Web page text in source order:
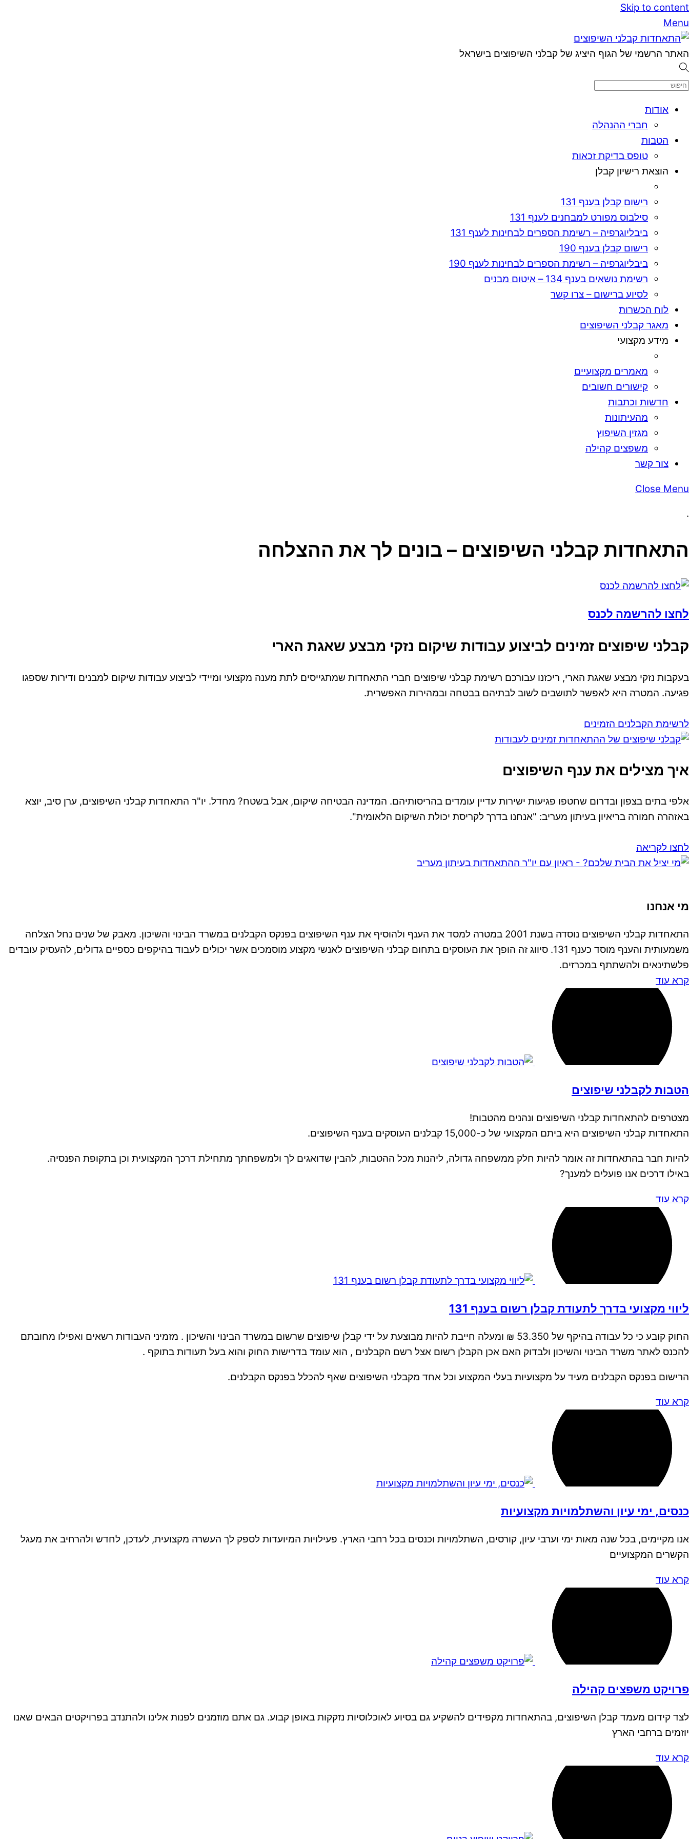
Skip to content
Menu
האתר הרשמי של הגוף היציג של קבלני השיפוצים בישראל
אודות
חברי ההנהלה
הטבות
טופס בדיקת זכאות
הוצאת רישיון קבלן
רישום קבלן בענף 131
סילבוס מפורט למבחנים לענף 131
ביבליוגרפיה – רשימת הספרים לבחינות לענף 131
רישום קבלן בענף 190
ביבליוגרפיה – רשימת הספרים לבחינות לענף 190
רשימת נושאים בענף 134 – איטום מבנים
לסיוע ברישום – צרו קשר
לוח הכשרות
מאגר קבלני השיפוצים
מידע מקצועי
מאמרים מקצועיים
קישורים חשובים
חדשות וכתבות
מהעיתונות
מגזין השיפוץ
משפצים קהילה
צור קשר
Close Menu
.
התאחדות קבלני השיפוצים – בונים לך את ההצלחה
לחצו להרשמה לכנס
קבלני שיפוצים זמינים לביצוע עבודות שיקום נזקי מבצע שאגת הארי
בעקבות נזקי מבצע שאגת הארי, ריכזנו עבורכם רשימת קבלני שיפוצים חברי התאחדות שמתגייסים לתת מענה מקצועי ומיידי לביצוע עבודות שיקום למבנים ודירות שספגו
פגיעה. המטרה היא לאפשר לתושבים לשוב לבתיהם בבטחה ובמהירות האפשרית.
לרשימת הקבלנים הזמינים
איך מצילים את ענף השיפוצים
אלפי בתים בצפון ובדרום שחטפו פגיעות ישירות עדיין עומדים בהריסותיהם. המדינה הבטיחה שיקום, אבל בשטח? מחדל. יו"ר התאחדות קבלני השיפוצים, ערן סיב, יוצא
באזהרה חמורה בריאיון בעיתון מעריב: "אנחנו בדרך לקריסת יכולת השיקום הלאומית".
לחצו לקריאה
מי אנחנו
התאחדות קבלני השיפוצים נוסדה בשנת 2001 במטרה למסד את הענף ולהוסיף את ענף השיפוצים בפנקס הקבלנים במשרד הבינוי והשיכון. מאבק של שנים נחל הצלחה
משמעותית והענף מוסד כענף 131. סיווג זה הופך את העוסקים בתחום קבלני השיפוצים לאנשי מקצוע מוסמכים אשר יכולים לעבוד בהיקפים כספיים גדולים, להעסיק עובדים
פלשתינאים ולהשתתף במכרזים.
קרא עוד
הטבות לקבלני שיפוצים
מצטרפים להתאחדות קבלני השיפוצים ונהנים מהטבות!
התאחדות קבלני השיפוצים היא ביתם המקצועי של כ-15,000 קבלנים העוסקים בענף השיפוצים.
להיות חבר בהתאחדות זה אומר להיות חלק ממשפחה גדולה, ליהנות מכל ההטבות, להבין שדואגים לך ולמשפחתך מתחילת דרכך המקצועית וכן בתקופת הפנסיה.
באילו דרכים אנו פועלים למענך?
קרא עוד
ליווי מקצועי בדרך לתעודת קבלן רשום בענף 131
החוק קובע כי כל עבודה בהיקף של 53.350 ₪ ומעלה חייבת להיות מבוצעת על ידי קבלן שיפוצים שרשום במשרד הבינוי והשיכון . מזמיני העבודות רשאים ואפילו מחובתם
להכנס לאתר משרד הבינוי והשיכון ולבדוק האם אכן הקבלן רשום אצל רשם הקבלנים , הוא עומד בדרישות החוק והוא בעל תעודות בתוקף .
הרישום בפנקס הקבלנים מעיד על מקצועיות בעלי המקצוע וכל אחד מקבלני השיפוצים שאף להכלל בפנקס הקבלנים.
קרא עוד
כנסים, ימי עיון והשתלמויות מקצועיות
אנו מקיימים, בכל שנה מאות ימי וערבי עיון, קורסים, השתלמויות וכנסים בכל רחבי הארץ. פעילויות המיועדות לספק לך העשרה מקצועית, לעדכן, לחדש ולהרחיב את מעגל
הקשרים המקצועיים
קרא עוד
פרויקט משפצים קהילה
לצד קידום מעמד קבלן השיפוצים, בהתאחדות מקפידים להשקיע גם בסיוע לאוכלוסיות נזקקות באופן קבוע. גם אתם מוזמנים לפנות אלינו ולהתנדב בפרויקטים הבאים שאנו
יוזמים ברחבי הארץ
קרא עוד